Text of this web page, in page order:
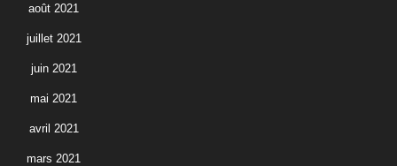
août 2021
juillet 2021
juin 2021
mai 2021
avril 2021
mars 2021